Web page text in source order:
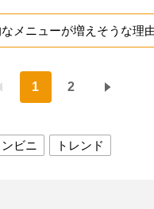
メニューが増えそうな理
1 2
ンビニ トレンド